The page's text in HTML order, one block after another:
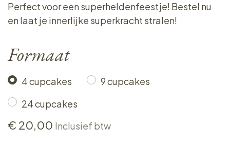
Perfect voor een superheldenfeestje! Bestel nu
en laat je innerlijke superkracht stralen!
Formaat
4 cupcakes
9 cupcakes
24 cupcakes
€ 20,00 Inclusief btw